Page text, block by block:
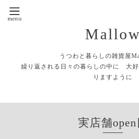
Mallow
うつわと暮らしの雑貨屋
繰り返される日々の暮らしの中に 大
りますように
実店舗open